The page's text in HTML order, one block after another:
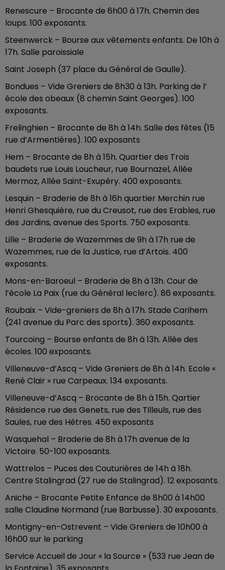
Renescure – Brocante de 6h00 à 17h. Chemin des
loups. 100 exposants.
Steenwerck – Bourse aux vêtements enfants. De 10h à
17h. Salle paroissiale
Saint Joseph (37 place du Général de Gaulle).
Bondues – Vide Greniers de 8h30 à 13h. Parking de l’
école des obeaux (8 chemin Saint Georges). 100
exposants.
Frelinghien – Brocante de 8h à 14h. Salle des fêtes (15
rue d’Armentières). 100 exposants
Hem – Brocante de 8h à 15h. Quartier des Trois
baudets rue Louis Loucheur, rue Bournazel, Allée
Mermoz, Allée Saint-Exupéry. 400 exposants.
Lesquin – Braderie de 8h à 16h quartier Merchin rue
Henri Ghesquière, rue du Creusot, rue des Erables, rue
des Jardins, avenue des Sports. 750 exposants.
Lille – Braderie de Wazemmes de 9h à 17h rue de
Wazemmes, rue de la Justice, rue d’Artois. 400
exposants.
Mons-en-Baroeul – Braderie de 8h à 13h. Cour de
l’école La Paix (rue du Général leclerc). 86 exposants.
Roubaix – Vide-greniers de 8h à 17h. Stade Carihem
(241 avenue du Parc des sports). 360 exposants.
Tourcoing – Bourse enfants de 8h à 13h. Allée des
écoles. 100 exposants.
Villeneuve-d’Ascq – Vide Greniers de 8h à 14h. Ecole «
René Clair » rue Carpeaux. 134 exposants.
Villeneuve-d’Ascq – Brocante de 8h à 15h. Qartier
Résidence rue des Genets, rue des Tilleuls, rue des
Saules, rue des Hêtres. 450 exposants
Wasquehal – Braderie de 8h à 17h avenue de la
Victoire. 50-100 exposants.
Wattrelos – Puces des Couturières de 14h à 18h.
Centre Stalingrad (27 rue de Stalingrad). 12 exposants.
Aniche – Brocante Petite Enfance de 8h00 à 14h00
salle Claudine Normand (rue Barbusse). 30 exposants.
Montigny-en-Ostrevent – Vide Greniers de 10h00 à
16h00 sur le parking
Service Accueil de Jour « la Source » (533 rue Jean de